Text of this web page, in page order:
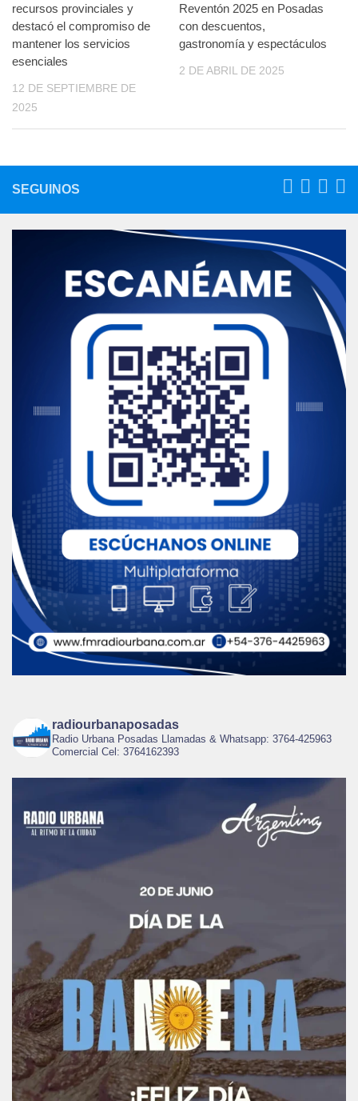
recursos provinciales y
destacó el compromiso de
mantener los servicios
esenciales
12 DE SEPTIEMBRE DE
2025
Reventón 2025 en Posadas
con descuentos,
gastronomía y espectáculos
2 DE ABRIL DE 2025
SEGUINOS
radiourbanaposadas
Radio Urbana Posadas Llamadas & Whatsapp: 3764-425963
Comercial Cel: 3764162393